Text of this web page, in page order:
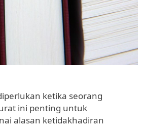
ketika seorang
ini penting untuk
alasan ketidakhadiran